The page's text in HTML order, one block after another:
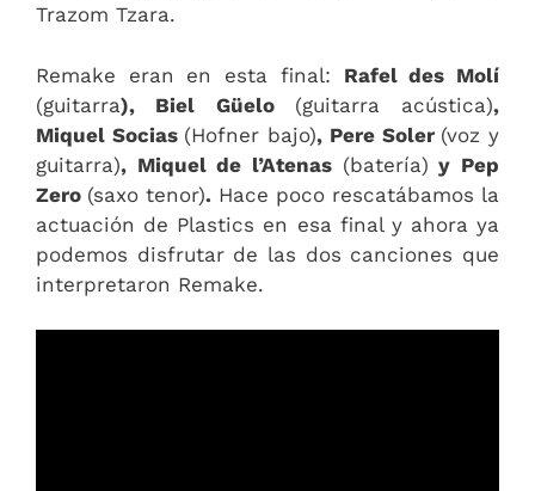
Trazom Tzara.
Remake eran en esta final: Rafel des Molí
(guitarra), Biel Güelo (guitarra acústica),
Miquel Socias (Hofner bajo), Pere Soler (voz y
guitarra), Miquel de l’Atenas (batería) y Pep
Zero (saxo tenor). Hace poco rescatábamos la
actuación de Plastics en esa final y ahora ya
podemos disfrutar de las dos canciones que
interpretaron Remake.